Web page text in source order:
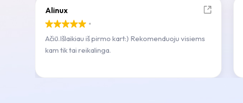
Alinux
Ačiū.Išlaikiau iš pirmo kart:) Rekomenduoju visiems
kam tik tai reikalinga.